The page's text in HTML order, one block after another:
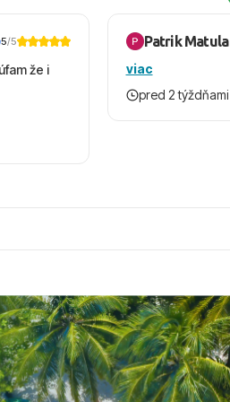
5/5
že i
Patrik Matula
viac
pred 2 týždňami